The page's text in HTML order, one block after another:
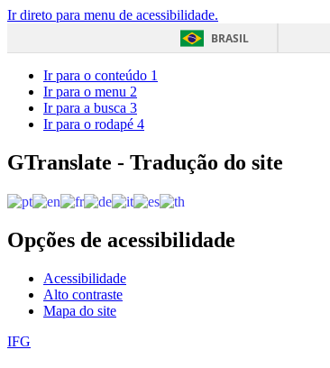
Ir direto para menu de acessibilidade.
BRASIL
Ir para o conteúdo 1
Ir para o menu 2
Ir para a busca 3
Ir para o rodapé 4
GTranslate - Tradução do site
Opções de acessibilidade
Acessibilidade
Alto contraste
Mapa do site
IFG